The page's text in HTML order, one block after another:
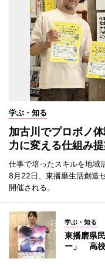
学ぶ・知る
加古川でプロボノ
力に変える仕組み
仕事で培ったスキルを地域
8月22日、東播磨生活創造
開催される。
学ぶ・知る
東播磨県
ー」 高校